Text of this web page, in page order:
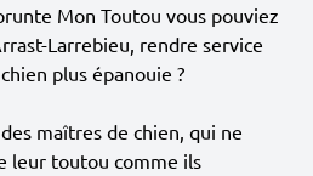
Mon Toutou vous pouviez
Larrebieu, rendre service
plus épanouie ?
maîtres de chien, qui ne
leur toutou comme ils